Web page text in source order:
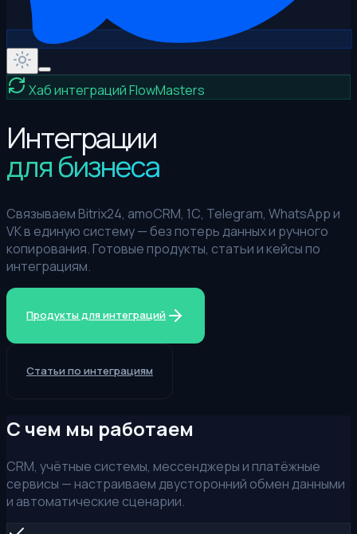
Хаб интеграций FlowMasters
Интеграции
для бизнеса
Связываем Bitrix24, amoCRM, 1С, Telegram, WhatsApp и
VK в единую систему — без потерь данных и ручного
копирования. Готовые продукты, статьи и кейсы по
интеграциям.
Продукты для интеграций
Статьи по интеграциям
С чем мы работаем
CRM, учётные системы, мессенджеры и платёжные
сервисы — настраиваем двусторонний обмен данными
и автоматические сценарии.